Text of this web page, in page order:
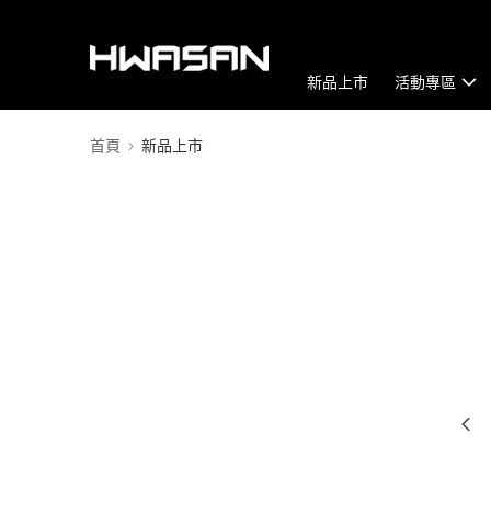
新品上市 活動專區
首頁 新品上市